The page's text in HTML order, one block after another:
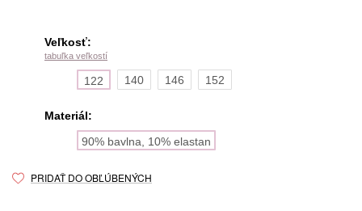
Veľkosť:
tabuľka veľkostí
122 140 146 152
Materiál:
90% bavlna, 10% elastan
PRIDAŤ DO OBĽÚBENÝCH